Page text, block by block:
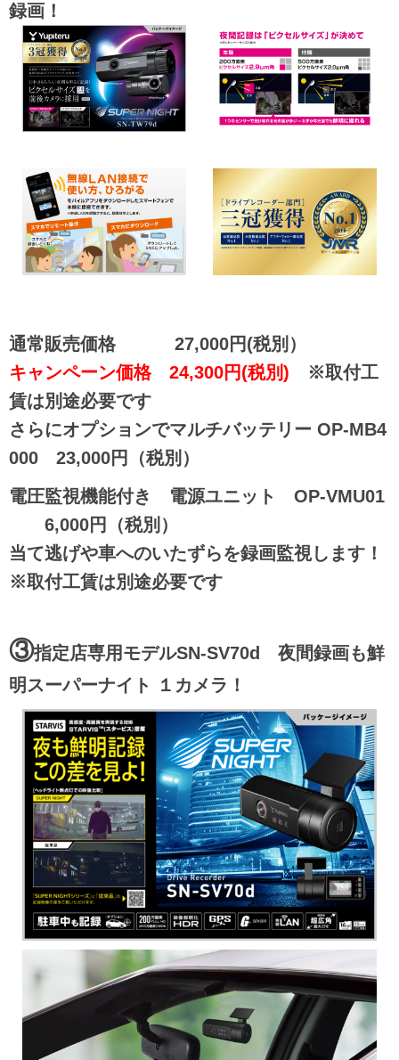
録画！
通常販売価格 27,000円(税別）
キャンペーン価格 24,300円(税別) ※取付工
賃は別途必要です
さらにオプションでマルチバッテリー OP-MB4
000 23,000円（税別）
電圧監視機能付き 電源ユニット OP-VMU01
6,000円（税別）
当て逃げや車へのいたずらを録画監視します！
※取付工賃は別途必要です
③指定店専用モデルSN-SV70d 夜間録画も鮮
明スーパーナイト １カメラ！